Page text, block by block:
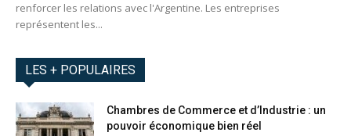
renforcer les relations avec l'Argentine. Les entreprises
représentent les...
LES + POPULAIRES
Chambres de Commerce et d’Industrie : un
pouvoir économique bien réel